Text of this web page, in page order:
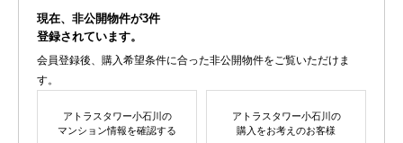
現在、非公開物件が3件
登録されています。
会員登録後、購入希望条件に合った非公開物件をご覧いただけま
す。
アトラスタワー小石川の
マンション情報を確認する
アトラスタワー小石川の
購入をお考えのお客様